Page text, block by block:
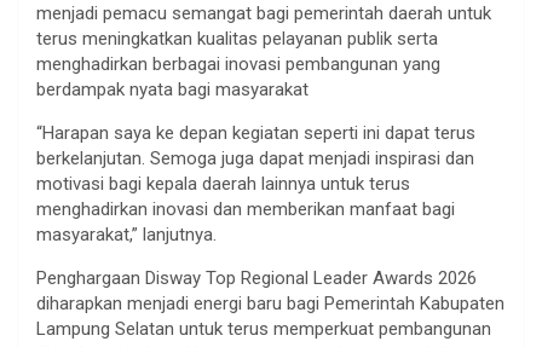
menjadi pemacu semangat bagi pemerintah daerah untuk
terus meningkatkan kualitas pelayanan publik serta
menghadirkan berbagai inovasi pembangunan yang
berdampak nyata bagi masyarakat
“Harapan saya ke depan kegiatan seperti ini dapat terus
berkelanjutan. Semoga juga dapat menjadi inspirasi dan
motivasi bagi kepala daerah lainnya untuk terus
menghadirkan inovasi dan memberikan manfaat bagi
masyarakat,” lanjutnya.
Penghargaan Disway Top Regional Leader Awards 2026
diharapkan menjadi energi baru bagi Pemerintah Kabupaten
Lampung Selatan untuk terus memperkuat pembangunan